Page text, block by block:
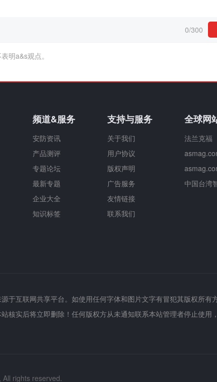
0/300
明a&s观点。
频道&服务
安防资讯
产品测评
专题论坛
最新专题
企业大全
知识标签
支持与服务
关于我们
用户协议
版权声明
广告服务
友情链接
联系我们
全球网
法兰克福
中国台湾
于互联网共享平台。如使用任何字体和图片文字有冒犯其版权所
核实后将立即删除！任何版权方从未通知联系本站管理者停止使
rights reserved.